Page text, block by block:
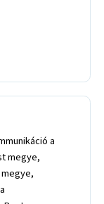
segítség Buda, önértékelési tanácsadás Buda, életvezetési tanácsadás Buda, önismeret fejlesztése Buda, önbizalom növelése Buda, önbizalom fejlesztése Buda, önbecsülés hiányának a kezelése Buda, önértékelés fejlesztése Buda, félelem kezelése Buda, szorongás kezelése Buda, biztonság hiányának kezelése Buda, bizalmatlanság kezelése Buda, bizonytalanság kezelése Buda, visszahúzódottság kezelése Buda, félénkség kezelése Buda, inaktivitás kezelése Buda, önérvényesítés kezelése Buda, önismereti tréner Buda, coach Buda, life coach Buda, life coaching Buda, konfliktuskezelés Bu